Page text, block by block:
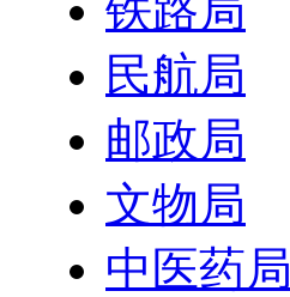
铁路局
民航局
邮政局
文物局
中医药局